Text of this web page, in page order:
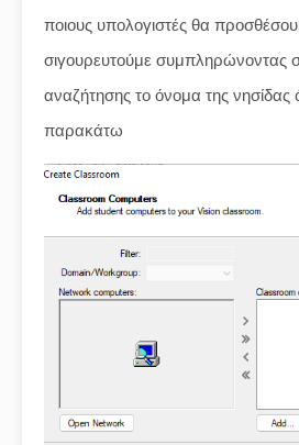
ποιους υπολογιστές θα
σιγουρευτούμε συμπληρώνοντας
αναζήτησης το όνομα της
παρακάτω